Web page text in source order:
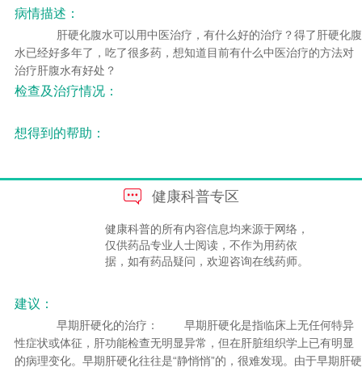
病情描述：
肝硬化腹水可以用中医治疗，有什么好的治疗？得了肝硬化腹
水已经好多年了，吃了很多药，想知道目前有什么中医治疗的方法对
治疗肝腹水有好处？
检查及治疗情况：
想得到的帮助：
健康科普专区
健康科普的所有内容信息均来源于网络，
仅供药品专业人士阅读，不作为用药依
据，如有药品疑问，欢迎咨询在线药师。
建议：
早期肝硬化的治疗： 早期肝硬化是指临床上无任何特异
性症状或体征，肝功能检查无明显异常，但在肝脏组织学上已有明显
的病理变化。早期肝硬化往往是“静悄悄”的，很难发现。由于早期肝硬